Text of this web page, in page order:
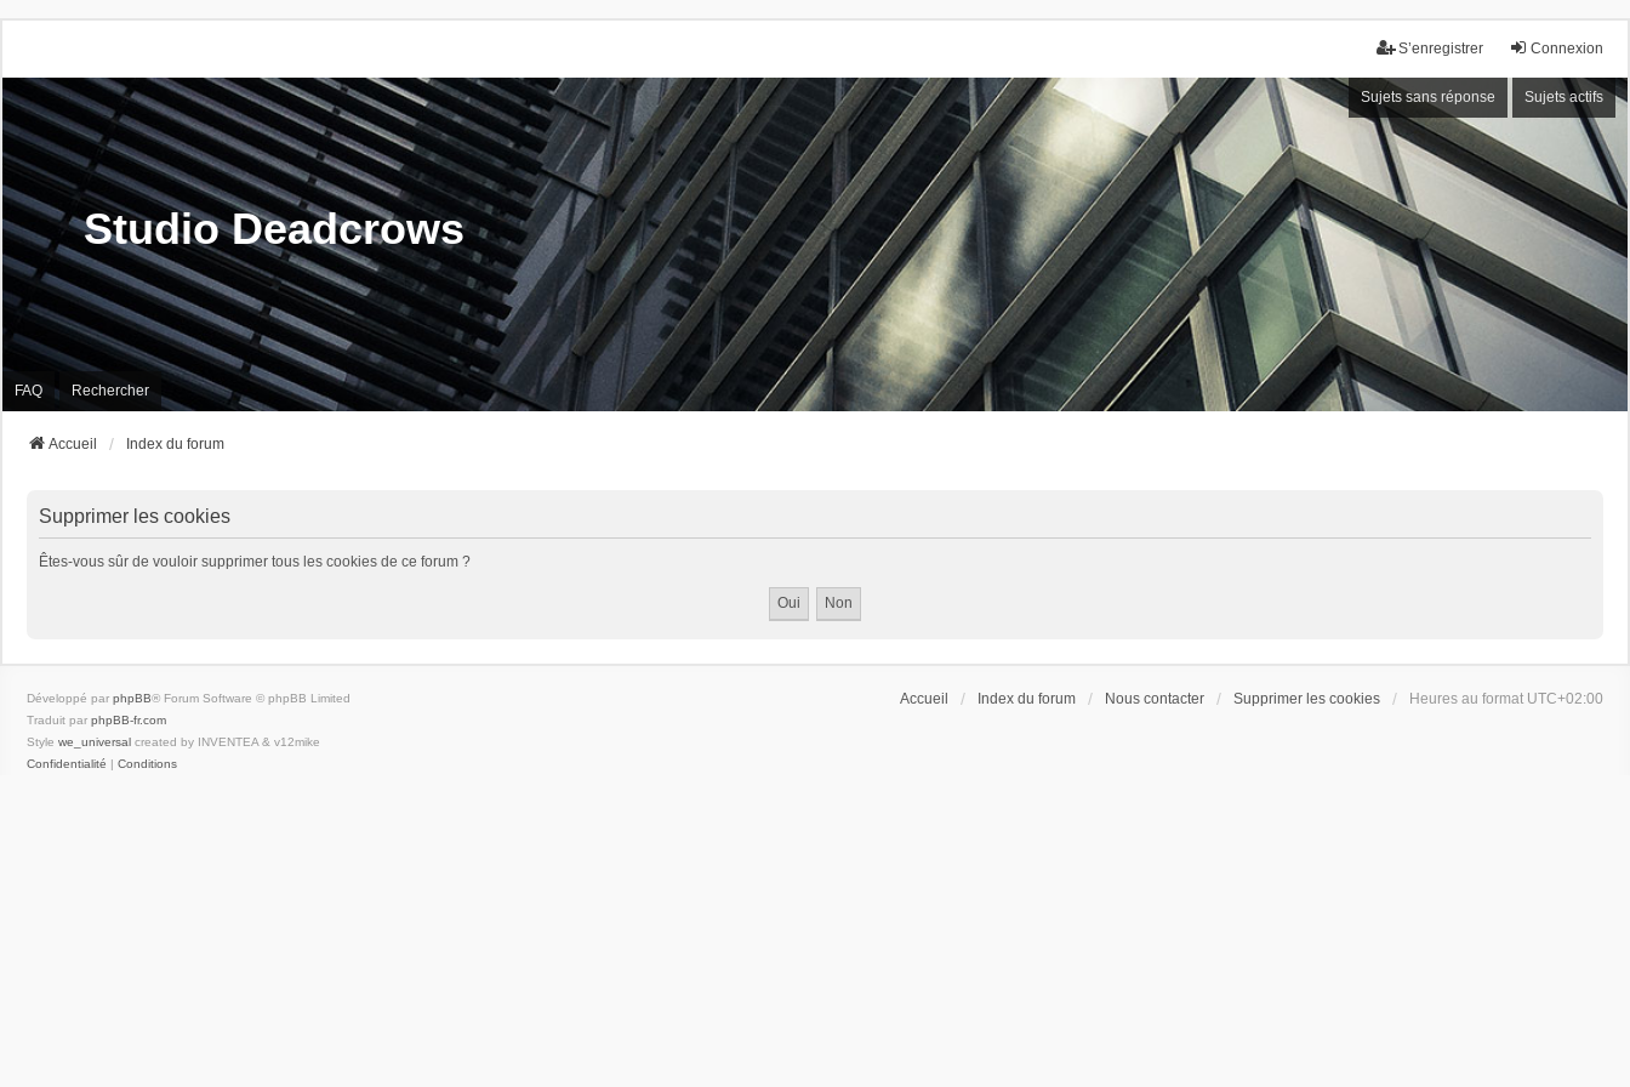
Connexion
S’enregistrer
Sujets sans réponse Sujets actifs
Studio Deadcrows
FAQ Rechercher
Accueil Index du forum
Supprimer les cookies
Êtes-vous sûr de vouloir supprimer tous les cookies de ce forum ?
Accueil Index du forum Nous contacter Supprimer les cookies Heures au format UTC+02:00
Développé par phpBB® Forum Software © phpBB Limited
Traduit par phpBB-fr.com
Style we_universal created by INVENTEA & v12mike
Confidentialité | Conditions